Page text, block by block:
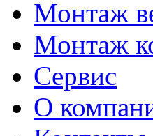
Монтаж
Монтаж
Сервис
О